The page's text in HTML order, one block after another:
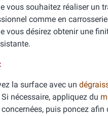
vous souhaitez réaliser un
comme en
vous désirez obtenir une
la surface avec un
Si nécessaire, appliquez du
puis poncez afin